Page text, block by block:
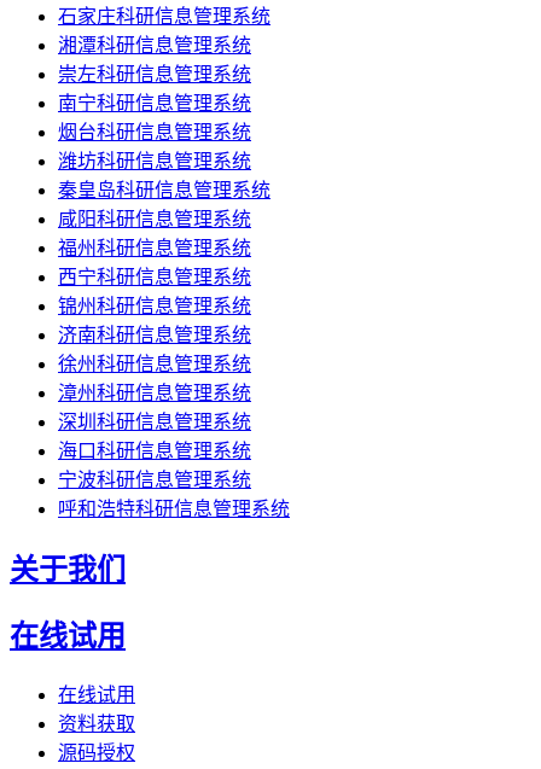
石家庄科研信息管理系统
湘潭科研信息管理系统
崇左科研信息管理系统
南宁科研信息管理系统
烟台科研信息管理系统
潍坊科研信息管理系统
秦皇岛科研信息管理系统
咸阳科研信息管理系统
福州科研信息管理系统
西宁科研信息管理系统
锦州科研信息管理系统
济南科研信息管理系统
徐州科研信息管理系统
漳州科研信息管理系统
深圳科研信息管理系统
海口科研信息管理系统
宁波科研信息管理系统
呼和浩特科研信息管理系统
关于我们
在线试用
在线试用
资料获取
源码授权